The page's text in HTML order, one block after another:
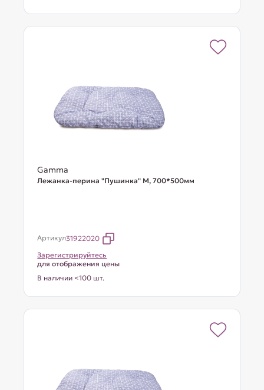
Gamma
Лежанка-перина "Пушинка" M, 700*500мм
Артикул31922020
Зарегистрируйтесь
для отображения цены
В наличии <100 шт.